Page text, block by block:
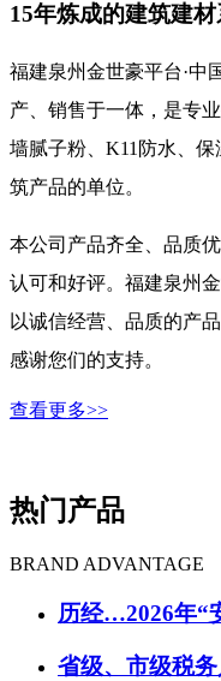
15年炼成的建筑建
福建泉州金世豪平台·中
产、销售于一体，是专
墙腻子粉、K11防水、
筑产品的单位。
本公司产品齐全、品质
认可和好评。福建泉州
以诚信经营、品质的产
感谢您们的支持。
查看更多>>
热门产品
BRAND ADVANTAGE
历经…2026年“
省级、市级税